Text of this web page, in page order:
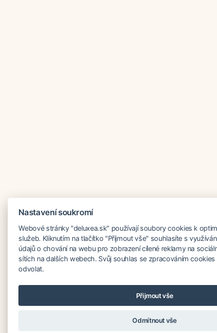
Nastavení soukromí
Webové stránky "deluxea.sk" používají soubory cookies k
služeb. Kliknutím na tlačítko "Přijmout vše" souhlasíte s
údajů o chování na webu pro zobrazení cílené reklamy na
sítích na dalších webech. Svůj souhlas se zpracováním
odvolat.
Přijmout vše
Odmítnout všePotřebujete